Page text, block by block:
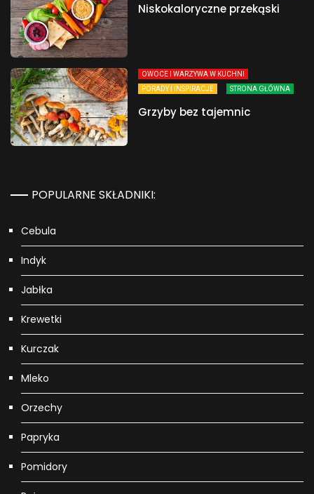
Niskokaloryczne przekąski
OWOCE I WARZYWA W KUCHNI
PORADY I INSPIRACJE
STRONA GŁÓWNA
Grzyby bez tajemnic
POPULARNE SKŁADNIKI:
Cebula
Indyk
Jabłka
Krewetki
Kurczak
Mleko
Orzechy
Papryka
Pomidory